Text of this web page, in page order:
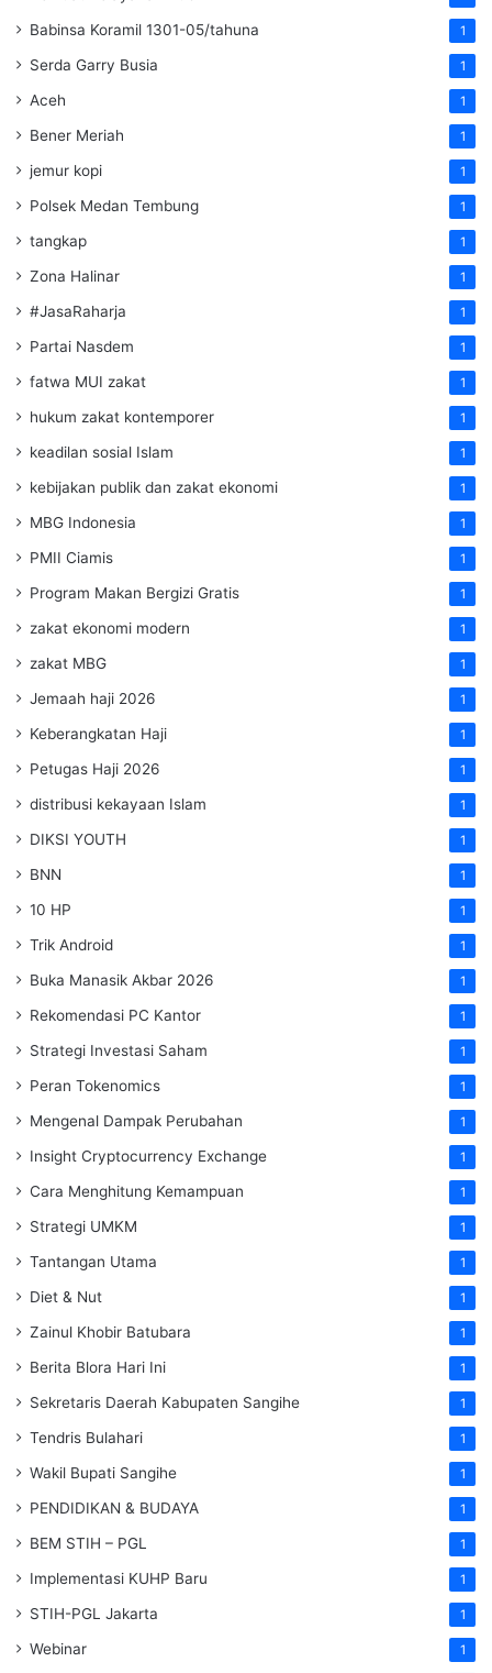
Babinsa Koramil 1301-05/tahuna 1
Serda Garry Busia 1
Aceh 1
Bener Meriah 1
jemur kopi 1
Polsek Medan Tembung 1
tangkap 1
Zona Halinar 1
#JasaRaharja 1
Partai Nasdem 1
fatwa MUI zakat 1
hukum zakat kontemporer 1
keadilan sosial Islam 1
kebijakan publik dan zakat ekonomi 1
MBG Indonesia 1
PMII Ciamis 1
Program Makan Bergizi Gratis 1
zakat ekonomi modern 1
zakat MBG 1
Jemaah haji 2026 1
Keberangkatan Haji 1
Petugas Haji 2026 1
distribusi kekayaan Islam 1
DIKSI YOUTH 1
BNN 1
10 HP 1
Trik Android 1
Buka Manasik Akbar 2026 1
Rekomendasi PC Kantor 1
Strategi Investasi Saham 1
Peran Tokenomics 1
Mengenal Dampak Perubahan 1
Insight Cryptocurrency Exchange 1
Cara Menghitung Kemampuan 1
Strategi UMKM 1
Tantangan Utama 1
Diet & Nut 1
Zainul Khobir Batubara 1
Berita Blora Hari Ini 1
Sekretaris Daerah Kabupaten Sangihe 1
Tendris Bulahari 1
Wakil Bupati Sangihe 1
PENDIDIKAN & BUDAYA 1
BEM STIH – PGL 1
Implementasi KUHP Baru 1
STIH-PGL Jakarta 1
Webinar 1